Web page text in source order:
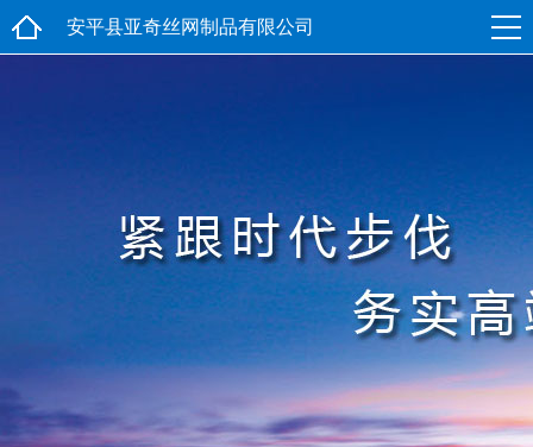
安平县亚奇丝网制品有限公司